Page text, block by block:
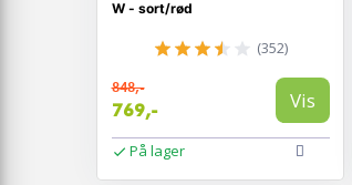
W - sort/rød
(352)
848,-
769,- Vis
På lager